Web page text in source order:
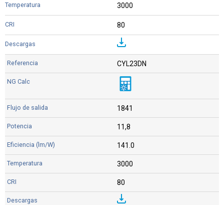
3000
80
CYL23DN
1841
11,8
141.0
3000
80